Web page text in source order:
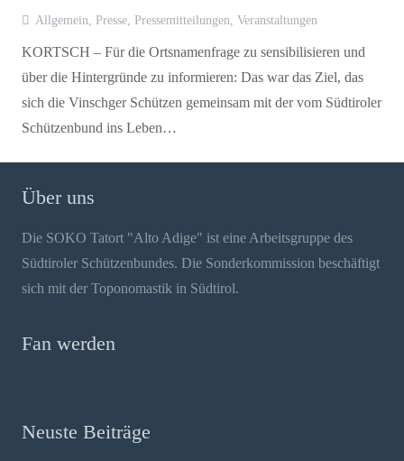
Allgemein
Presse, Pressemitteilungen Veranstaltungen
KORTSCH – Für die Ortsnamenfrage zu sensibilisieren und
über die Hintergründe zu informieren: Das war das Ziel, das
sich die Vinschger Schützen gemeinsam mit der vom Südtiroler
Schützenbund ins Leben…
Über uns
Die SOKO Tatort "Alto Adige" ist eine Arbeitsgruppe des
Südtiroler Schützenbundes. Die Sonderkommission beschäftigt
sich mit der Toponomastik in Südtirol.
Fan werden
Neuste Beiträge